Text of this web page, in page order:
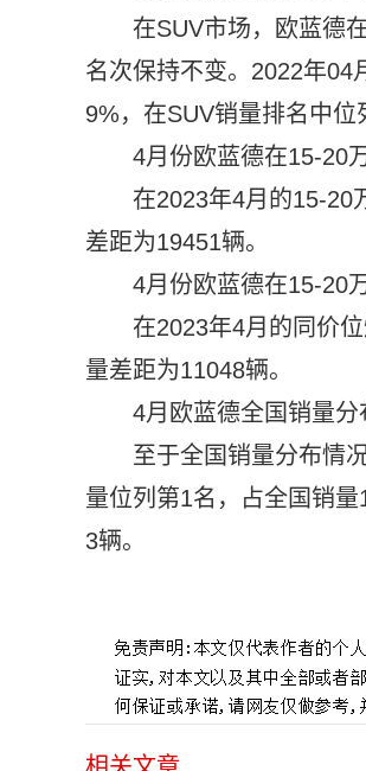
在SUV市场，欧蓝德
名次保持不变。2022年04
9%，在SUV销量排名中位
4月份欧蓝德在15-20
在2023年4月的15-20
差距为19451辆。
4月份欧蓝德在15-20
在2023年4月的同价
量差距为11048辆。
4月欧蓝德全国销量
至于全国销量分布情
量位列第1名，占全国销
3辆。